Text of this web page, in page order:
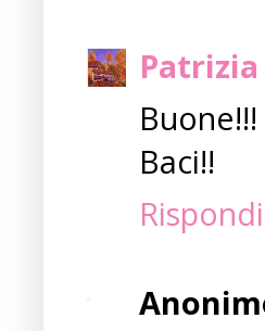
Patrizia
Baci!!
Rispondi